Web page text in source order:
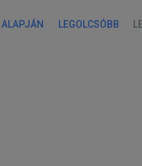
ALAPJÁN LEGOLCSÓBB